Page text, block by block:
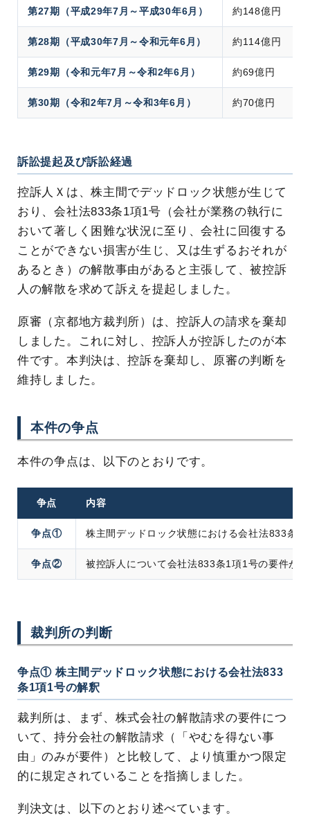
第27期（平成29年7月～平成30年6月） 約148億円
第28期（平成30年7月～令和元年6月） 約114億円
第29期（令和元年7月～令和2年6月） 約69億円
第30期（令和2年7月～令和3年6月） 約70億円
訴訟提起及び訴訟経過
控訴人Ｘは、株主間でデッドロック状態が生じて
おり、会社法833条1項1号（会社が業務の執行に
おいて著しく困難な状況に至り、会社に回復する
ことができない損害が生じ、又は生ずるおそれが
あるとき）の解散事由があると主張して、被控訴
人の解散を求めて訴えを提起しました。
原審（京都地方裁判所）は、控訴人の請求を棄却
しました。これに対し、控訴人が控訴したのが本
件です。本判決は、控訴を棄却し、原審の判断を
維持しました。
本件の争点
本件の争点は、以下のとおりです。
争点 内容
争点① 株主間デッドロック状態における会社法833条1
争点② 被控訴人について会社法833条1項1号の要件が
裁判所の判断
争点① 株主間デッドロック状態における会社法833
条1項1号の解釈
裁判所は、まず、株式会社の解散請求の要件につ
いて、持分会社の解散請求（「やむを得ない事
由」のみが要件）と比較して、より慎重かつ限定
的に規定されていることを指摘しました。
判決文は、以下のとおり述べています。